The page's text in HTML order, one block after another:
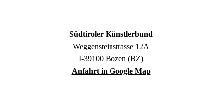
Südtiroler Künstlerbund
Weggensteinstrasse 12A
I-39100 Bozen (BZ)
Anfahrt in Google Map